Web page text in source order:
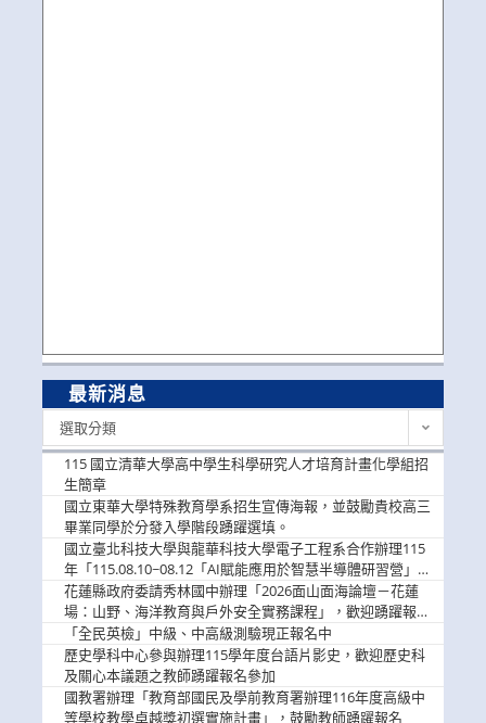
最新消息
選取分類
115 國立清華大學高中學生科學研究人才培育計畫化學組招
生簡章
國立東華大學特殊教育學系招生宣傳海報，並鼓勵貴校高三
畢業同學於分發入學階段踴躍選填。
國立臺北科技大學與龍華科技大學電子工程系合作辦理115
年「115.08.10~08.12「AI賦能應用於智慧半導體研習營」，
歡迎學生踴躍報名參加
花蓮縣政府委請秀林國中辦理「2026面山面海論壇－花蓮
場：山野、海洋教育與戶外安全實務課程」，歡迎踴躍報名
參加
「全民英檢」中級、中高級測驗現正報名中
歷史學科中心參與辦理115學年度台語片影史，歡迎歷史科
及關心本議題之教師踴躍報名參加
國教署辦理「教育部國民及學前教育署辦理116年度高級中
等學校教學卓越獎初選實施計畫」，鼓勵教師踴躍報名